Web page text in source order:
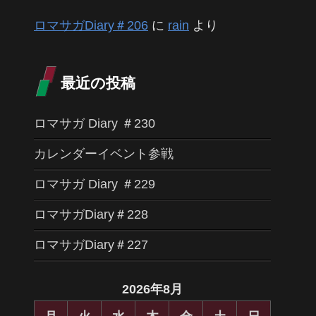
ロマサガDiary＃206 に rain より
最近の投稿
ロマサガ Diary ＃230
カレンダーイベント参戦
ロマサガ Diary ＃229
ロマサガDiary＃228
ロマサガDiary＃227
2026年8月